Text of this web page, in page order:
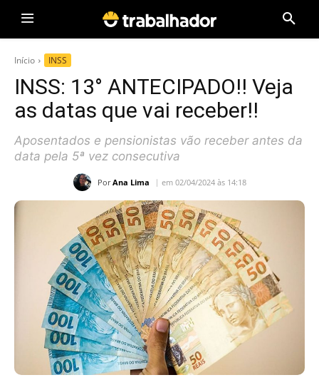
Início INSS
INSS: 13° ANTECIPADO!! Veja
as datas que vai receber!!
Aposentados e pensionistas vão receber antes da
data pela 5ª vez consecutiva
Por Ana Lima em 02/04/2024 às 14:18